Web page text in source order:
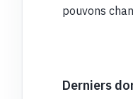
pouvons
Derniers